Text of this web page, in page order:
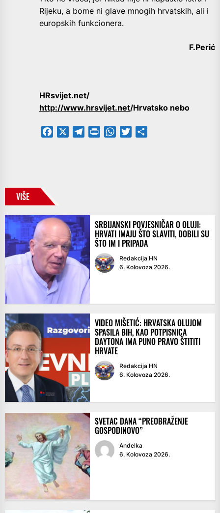
Rijeku, a bome ni glave mnogih hrvatskih, ali i
europskih funkcionera.
F.Perić
HRsvijet.net/
http://www.hrsvijet.net/Hrvatsko nebo
Facebook TelegramPrintFriendly
WhatsApp
Twitter
VIŠE
SRBIJANSKI POVJESNIČAR O OLUJI:
HRVATI IMAJU ŠTO SLAVITI, DOBILI SU
ŠTO IM I PRIPADA
Redakcija HN
6. Kolovoza 2026.
VIDEO MIŠETIĆ: HRVATSKA OLUJOM
SPASILA BIH, KAO POTPISNICA
DAYTONA IMA PUNO PRAVO ŠTITITI
HRVATE
Redakcija HN
6. Kolovoza 2026.
SVETAC DANA “PREOBRAŽENJE
GOSPODINOVO”
Anđelka
6. Kolovoza 2026.